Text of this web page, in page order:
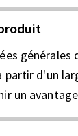
générales
partir d'un
un